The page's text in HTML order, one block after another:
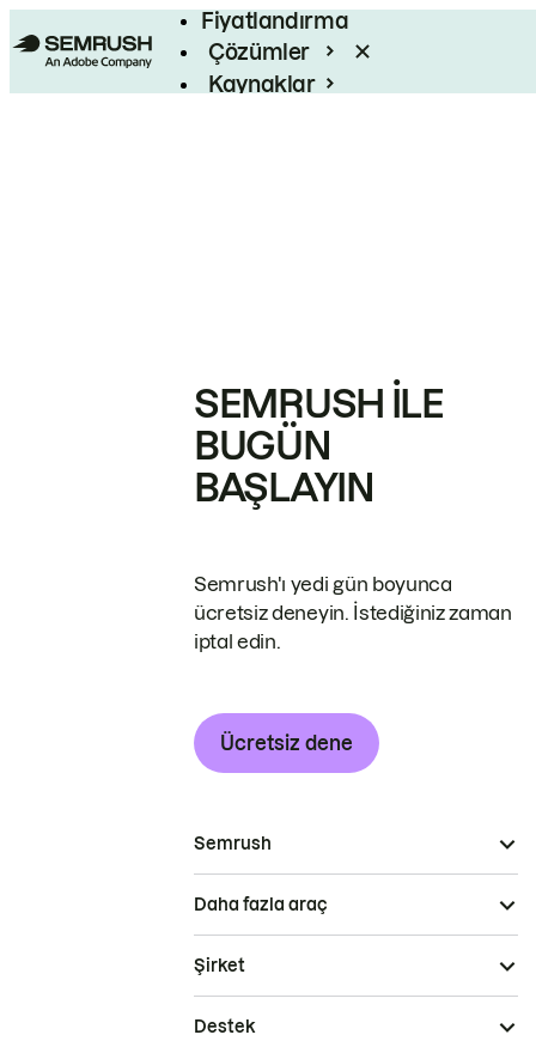
Fiyatlandırma
Çözümler
Kaynaklar
SEMRUSH ILE
BUGÜN
BAŞLAYIN
Semrush'ı yedi gün boyunca
ücretsiz deneyin. İstediğiniz zaman
iptal edin.
Ücretsiz dene
Semrush
Daha fazla araç
Şirket
Destek